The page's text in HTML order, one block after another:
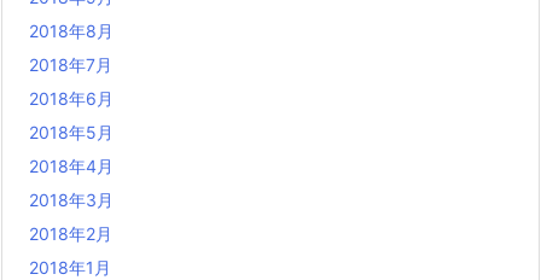
2018年8月
2018年7月
2018年6月
2018年5月
2018年4月
2018年3月
2018年2月
2018年1月